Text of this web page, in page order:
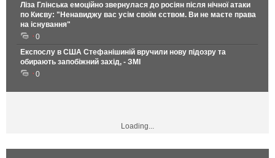
Ліза Глінська емоційно звернулася до росіян після нічної атаки
по Києву: "Ненавиджу вас усім своїм єством. Ви не маєте права
на існування"
0
Експослу в США Стефанішиній вручили нову підозру та
обирають запобіжний захід, - ЗМІ
0
Loading...